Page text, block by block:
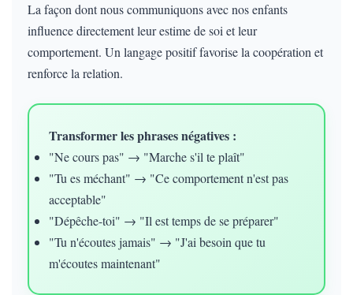
La façon dont nous communiquons avec nos enfants
influence directement leur estime de soi et leur
comportement. Un langage positif favorise la coopération et
renforce la relation.
Transformer les phrases négatives :
"Ne cours pas" → "Marche s'il te plaît"
"Tu es méchant" → "Ce comportement n'est pas
acceptable"
"Dépêche-toi" → "Il est temps de se préparer"
"Tu n'écoutes jamais" → "J'ai besoin que tu
m'écoutes maintenant"